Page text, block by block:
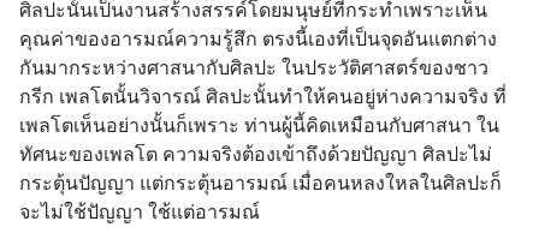
ศิลปะนั้นเป็นงานสร้างสรรค์โดยมนุษย์ที่กระทำเพราะเห็น
คุณค่าของอารมณ์ความรู้สึก ตรงนี้เองที่เป็นจุดอันแตกต่าง
กันมากระหว่างศาสนากับศิลปะ ในประวัติศาสตร์ของชาว
กรีก เพลโตนั้นวิจารณ์ ศิลปะนั้นทำให้คนอยู่ห่างความจริง ที่
เพลโตเห็นอย่างนั้นก็เพราะ ท่านผู้นี้คิดเหมือนกับศาสนา ใน
ทัศนะของเพลโต ความจริงต้องเข้าถึงด้วยปัญญา ศิลปะไม่
กระตุ้นปัญญา แต่กระตุ้นอารมณ์ เมื่อคนหลงใหลในศิลปะก็
จะไม่ใช้ปัญญา ใช้แต่อารมณ์